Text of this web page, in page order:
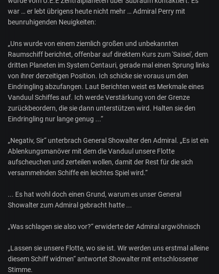
war … er lebt übrigens heute nicht mehr … Admiral Perry mit
beunruhigenden Neuigkeiten:
„Uns wurde von einem ziemlich großen und unbekannten
Raumschiff berichtet, offenbar auf direktem Kurs zum 'Saisei', dem
dritten Planeten im System Centauri, gerade mal einen Sprung links
von ihrer derzeitigen Position. Ich schicke sie voraus um den
Eindringling abzufangen. Laut Berichten weist es Merkmale eines
Vanduul Schiffes auf. Ich werde Verstärkung von der Grenze
zurückbeordern, die sie dann unterstützen wird. Halten sie den
Eindringling nur lange genug ...“
„Negativ, Sir“ unterbrach General Showalter den Admiral. „Es ist ein
Ablenkungsmanöver mit dem die Vanduul unsere Flotte
aufscheuchen und zerteilen wollen, damit der Rest für die sich
versammelnden Schiffe ein leichtes Spiel wird.“
... Es hat wohl doch einen Grund, warum es unser General
Showalter zum Admiral gebracht hatte ...
„Was schlagen sie also vor?“ erwiderte der Admiral argwöhnisch
„Lassen sie unsere Flotte, wo sie ist. Wir werden uns erstmal alleine
diesem Schiff widmen“ antwortet Showalter mit entschlossener
Stimme.